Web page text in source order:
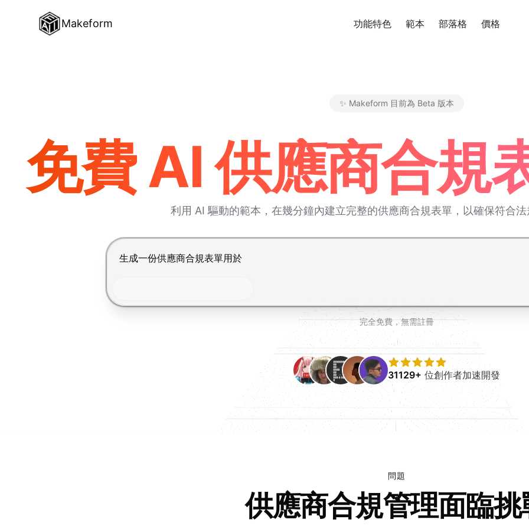
Makeform 功能特色 範本 部落格 價格
✨ Makeform 目前為 Beta 版本
免費 AI 供應商合規
利用 AI 驅動的範本，在幾分鐘內建立完整的供應商合規表單，以確保符合
按 Enter 提交，Shift+Enter 換行
完全免費，無需註冊
31129+ 位創作者加速開發
問題
供應商合規管理面臨挑